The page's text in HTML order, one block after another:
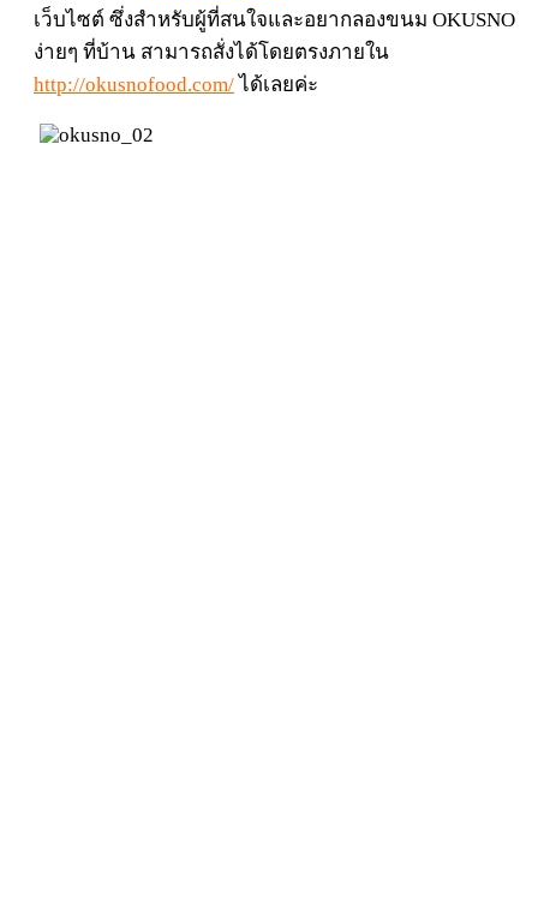
เว็บไซต์ ซึ่งสำหรับผู้ที่สนใจและอยากลองขนม OKUSNO
ง่ายๆ ที่บ้าน สามารถสั่งได้โดยตรงภายใน
http://okusnofood.com/ ได้เลยค่ะ